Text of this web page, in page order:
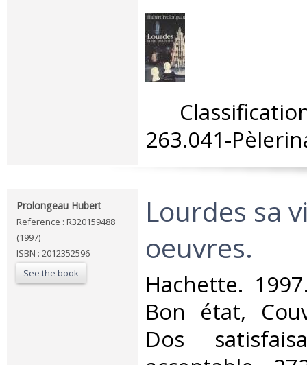
263.041-
‎Prolongeau Hubert‎
Reference : R320159488
(1997)
ISBN : 2012352596
See the book
‎Lourdes sa
oeuvres.‎
‎Hachette.
Bon état,
Dos